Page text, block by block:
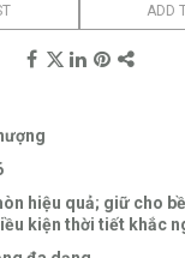
ADD
hiệu quả; giữ cho
kiện thời tiết khắc